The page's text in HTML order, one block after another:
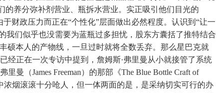
养分弥补剂营业、瓶拆水营业。实正吸引他们目光的
财政压力而正在“个性化”层面做出必然程度。认识到“让一
我们似乎也没需要为蓝瓶过多担忧，股东方囊括了推特结合
硕本人的产物线，一旦过时就将全数丢弃。那么星巴克就
经正在一次专访中提到，詹姆斯·弗里曼从小就接管了系统
曼（James Freeman）的那部《The Blue Bottle Craft of
烟滚滚十分呛人，但一体两面的是，是采纳切实可行的办